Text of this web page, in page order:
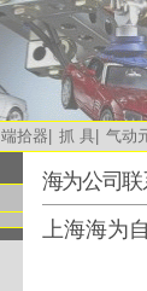
端拾器 抓 具| 气动
海为公司
上海海为